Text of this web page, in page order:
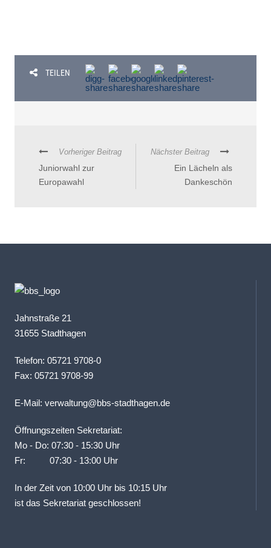
TEILEN
Vorheriger Beitrag
Juniorwahl zur
Europawahl
Nächster Beitrag
Ein Lächeln als
Dankeschön
Jahnstraße 21
31655 Stadthagen
Telefon: 05721 9708-0
Fax: 05721 9708-99
E-Mail: verwaltung@bbs-stadthagen.de
Öffnungszeiten Sekretariat:
Mo - Do: 07:30 - 15:30 Uhr
Fr: 07:30 - 13:00 Uhr
In der Zeit von 10:00 Uhr bis 10:15 Uhr
ist das Sekretariat geschlossen!